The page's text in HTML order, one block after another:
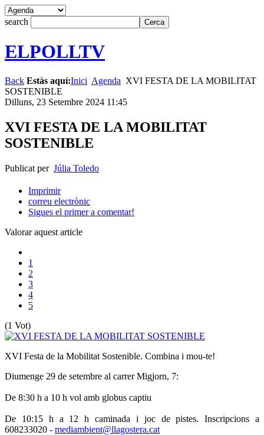
search
ELPOLLTV
Back Estàs aquí:Inici Agenda XVI FESTA DE LA MOBILITAT
SOSTENIBLE
Dilluns, 23 Setembre 2024 11:45
XVI FESTA DE LA MOBILITAT
SOSTENIBLE
Publicat per Júlia Toledo
Imprimir
correu electrònic
Sigues el primer a comentar!
Valorar aquest article
1
2
3
4
5
(1 Vot)
XVI Festa de la Mobilitat Sostenible. Combina i mou-te!
Diumenge 29 de setembre al carrer Migjorn, 7:
De 8:30 h a 10 h vol amb globus captiu
De 10:15 h a 12 h caminada i joc de pistes. Inscripcions a
608233020 - mediambient@llagostera.cat